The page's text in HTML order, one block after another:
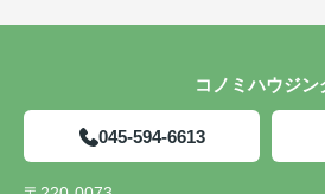
コノミハウジン
045-594-6613